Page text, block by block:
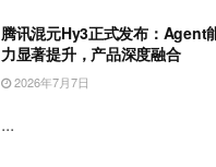
腾讯混元Hy3正式发布：Agent
力显著提升，产品深度融合
2026年7月7日
...